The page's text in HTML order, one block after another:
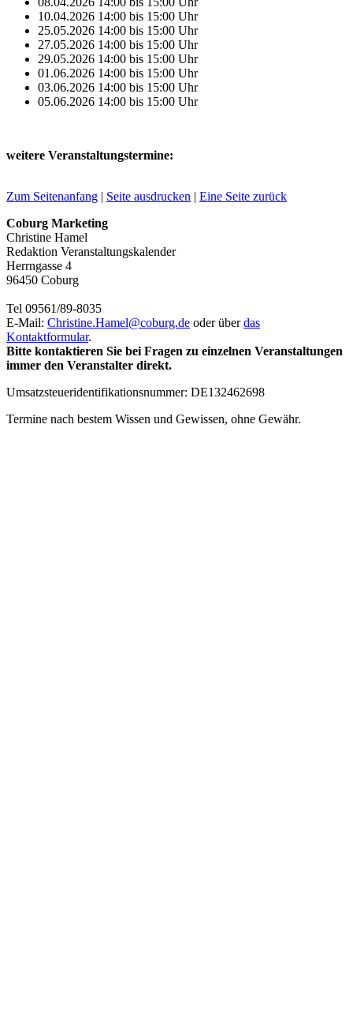
10.04.2026 14:00 bis 15:00 Uhr
25.05.2026 14:00 bis 15:00 Uhr
27.05.2026 14:00 bis 15:00 Uhr
29.05.2026 14:00 bis 15:00 Uhr
01.06.2026 14:00 bis 15:00 Uhr
03.06.2026 14:00 bis 15:00 Uhr
05.06.2026 14:00 bis 15:00 Uhr
weitere Veranstaltungstermine:
Zum Seitenanfang | Seite ausdrucken | Eine Seite zurück
Coburg Marketing
Christine Hamel
Redaktion Veranstaltungskalender
Herrngasse 4
96450 Coburg
Tel 09561/89-8035
E-Mail: Christine.Hamel@coburg.de oder überdas
Kontaktformular.
Bitte kontaktieren Sie bei Fragen zu einzelnen Veranstaltungen
immer den Veranstalter direkt.
Umsatzsteueridentifikationsnummer: DE132462698
Termine nach bestem Wissen und Gewissen, ohne Gewähr.